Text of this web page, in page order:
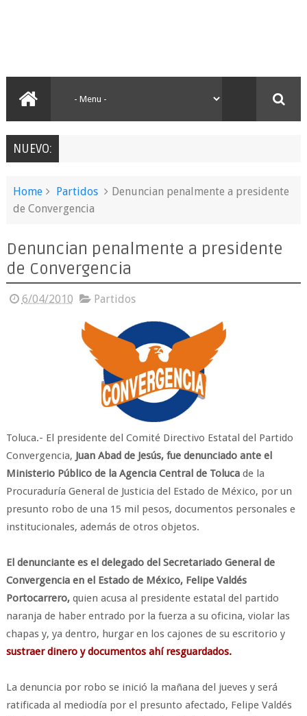
NUEVO:
Home Partidos
Denuncian penalmente a presidente
de Convergencia
Denuncian penalmente a presidente
de Convergencia
6/04/2010 Partidos
Toluca.- El presidente del Comité Directivo Estatal del Partido
Convergencia, Juan Abad de Jesús, fue denunciado ante el
Ministerio Público de la Agencia Central de Tolucade la
Procuraduría General de Justicia del Estado de México, por un
presunto robo de una 15 mil pesos, documentos personales e
institucionales, además de otros objetos.
El denunciante es el delegado del Secretariado General de
Convergencia en el Estado de México, Felipe Valdés
Portocarrero,quien acusa al presidente estatal del partido
naranja de haber entrado por la fuerza a su oficina, violar las
chapas y, ya dentro, hurgar en los cajones de su escritorio y
sustraer dinero y documentos ahí resguardados.
La denuncia por robo se inició la mañana del jueves y será
ratificada al mediodía por el presunto afectado, Felipe Valdés